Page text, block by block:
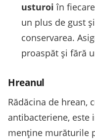
usturoi în
un plus de gust
conservarea.
proaspăt și fără
Hreanul
Rădăcina de hrean,
antibacteriene, este
menține murăturile